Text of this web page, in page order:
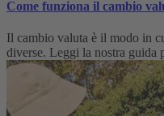
Come funziona il cambio
Il cambio valuta è il modo in
diverse. Leggi la nostra guida